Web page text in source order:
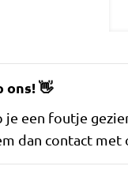
ons!👋
je een foutje
dan contact met